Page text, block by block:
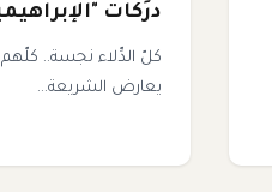
درَكات
كلّ الدِّلاء نجسة..
يعارض الشريعة...